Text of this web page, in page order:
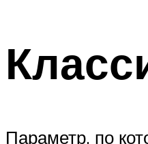
Параметр, по